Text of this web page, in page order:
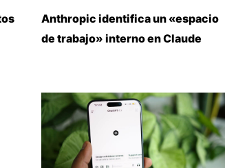
Anthropic identifica un «espacio
de trabajo» interno en Claude